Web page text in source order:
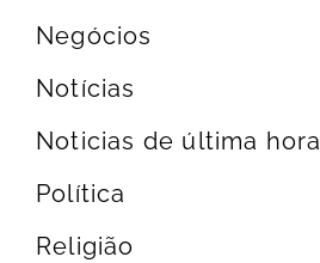
Negócios
Notícias
Noticias de última hora
Política
Religião